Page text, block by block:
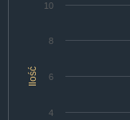
Ilość
4
6
8
10